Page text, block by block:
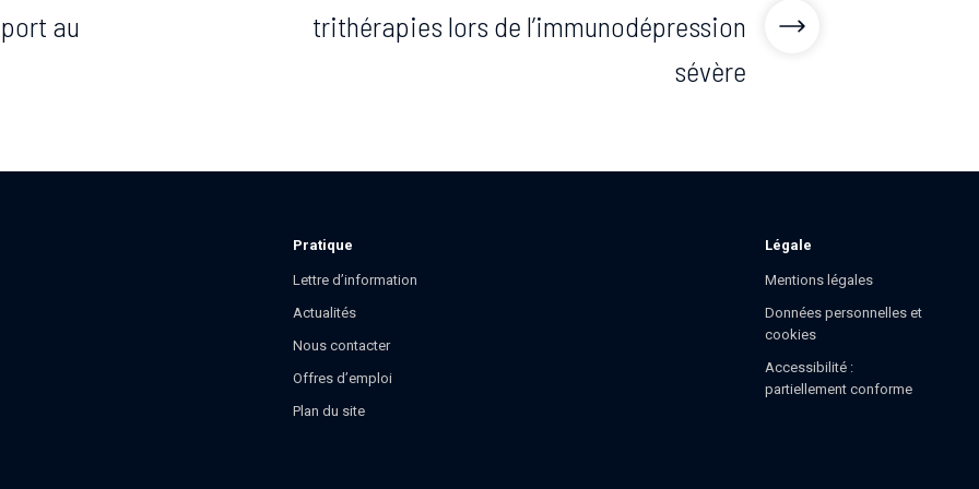
au
trithérapies lors de l’immunodépression
sévère
Pratique
Lettre d’information
Actualités
Nous contacter
Offres d’emploi
Plan du site
Légale
Mentions légales
Données personnelles et
cookies
Accessibilité :
partiellement conforme